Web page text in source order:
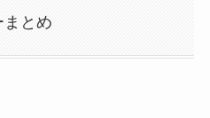
まとめ